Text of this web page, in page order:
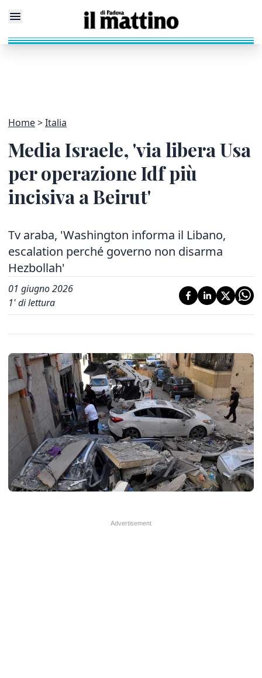
Home Italia
Media Israele, 'via libera Usa
per operazione Idf più
incisiva a Beirut'
Tv araba, 'Washington informa il Libano,
escalation perché governo non disarma
Hezbollah'
01 giugno 2026
1' di lettura